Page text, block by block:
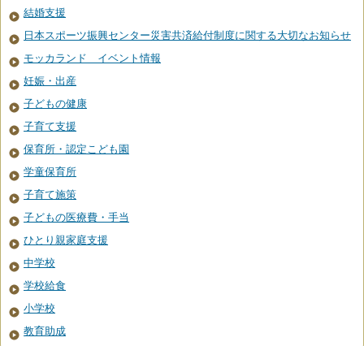
結婚支援
日本スポーツ振興センター災害共済給付制度に関する大切なお知らせ
モッカランド イベント情報
妊娠・出産
子どもの健康
子育て支援
保育所・認定こども園
学童保育所
子育て施策
子どもの医療費・手当
ひとり親家庭支援
中学校
学校給食
小学校
教育助成